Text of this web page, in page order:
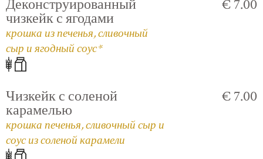
Деконструированный
чизкейк с ягодами
крошка из печенья, сливочный
сыр и ягодный соус*
€ 7.00
Чизкейк с соленой
карамелью
крошка печенья, сливочный сыр и
соус из соленой карамели
€ 7.00